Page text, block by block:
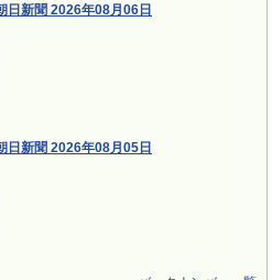
日新聞 2026年08月06日
日新聞 2026年08月05日